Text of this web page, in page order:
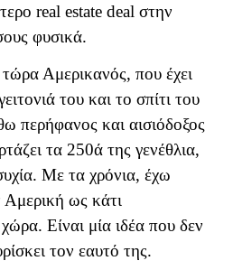
real estate deal στην
φυσικά.
Αμερικανός, που έχει
του και το σπίτι του
περήφανος και αισιόδοξος
τα 250ά της γενέθλια,
Με τα χρόνια, έχω
Αμερική ως κάτι
Είναι μία ιδέα που δεν
τον εαυτό της.